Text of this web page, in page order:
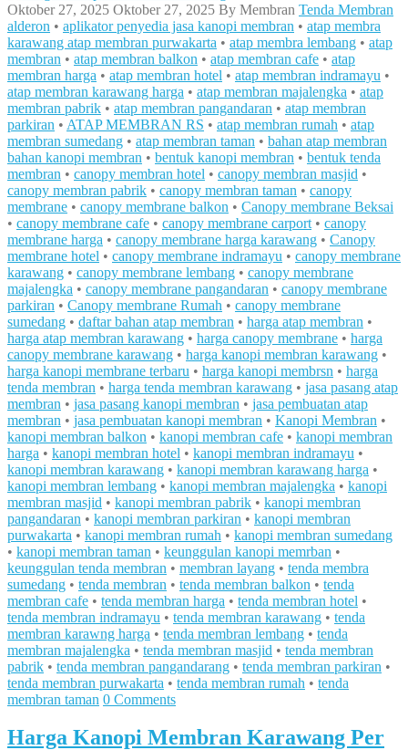
Oktober 27, 2025 Oktober 27, 2025 By Membran Tenda Membran
alderon • aplikator penyedia jasa kanopi membran • atap membra
karawang atap membran purwakarta • atap membra lembang • atap
membran • atap membran balkon • atap membran cafe • atap
membran harga • atap membran hotel • atap membran indramayu •
atap membran karawang harga • atap membran majalengka • atap
membran pabrik • atap membran pangandaran • atap membran
parkiran • ATAP MEMBRAN RS • atap membran rumah • atap
membran sumedang • atap membran taman • bahan atap membran
bahan kanopi membran • bentuk kanopi membran • bentuk tenda
membran • canopy membran hotel • canopy membran masjid •
canopy membran pabrik • canopy membran taman • canopy
membrane • canopy membrane balkon • Canopy membrane Beksai
• canopy membrane cafe • canopy membrane carport • canopy
membrane harga • canopy membrane harga karawang • Canopy
membrane hotel • canopy membrane indramayu • canopy membrane
karawang • canopy membrane lembang • canopy membrane
majalengka • canopy membrane pangandaran • canopy membrane
parkiran • Canopy membrane Rumah • canopy membrane
sumedang • daftar bahan atap membran • harga atap membran •
harga atap membran karawang • harga canopy membrane • harga
canopy membrane karawang • harga kanopi membran karawang •
harga kanopi membrane terbaru • harga kanopi membrsn • harga
tenda membran • harga tenda membran karawang • jasa pasang atap
membran • jasa pasang kanopi membran • jasa pembuatan atap
membran • jasa pembuatan kanopi membran • Kanopi Membran •
kanopi membran balkon • kanopi membran cafe • kanopi membran
harga • kanopi membran hotel • kanopi membran indramayu •
kanopi membran karawang • kanopi membran karawang harga •
kanopi membran lembang • kanopi membran majalengka • kanopi
membran masjid • kanopi membran pabrik • kanopi membran
pangandaran • kanopi membran parkiran • kanopi membran
purwakarta • kanopi membran rumah • kanopi membran sumedang
• kanopi membran taman • keunggulan kanopi memrban •
keunggulan tenda membran • membran layang • tenda membra
sumedang • tenda membran • tenda membran balkon • tenda
membran cafe • tenda membran harga • tenda membran hotel •
tenda membran indramayu • tenda membran karawang • tenda
membran karawng harga • tenda membran lembang • tenda
membran majalengka • tenda membran masjid • tenda membran
pabrik • tenda membran pangandarang • tenda membran parkiran •
tenda membran purwakarta • tenda membran rumah • tenda
membran taman 0 Comments
Harga Kanopi Membran Karawang Per